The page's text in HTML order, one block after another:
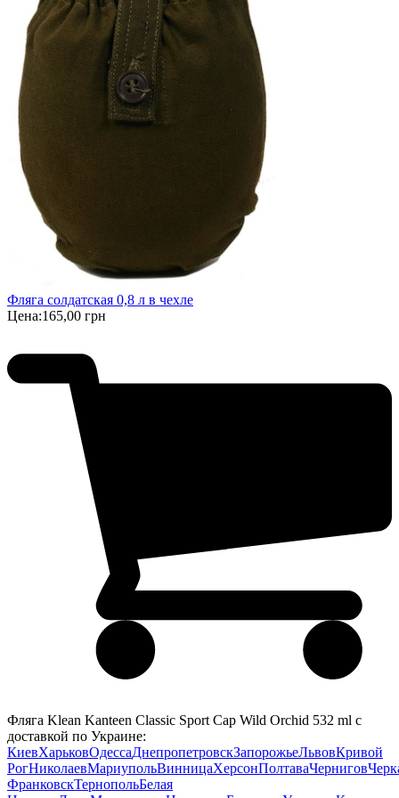
Фляга солдатская 0,8 л в чехле
Цена:165,00 грн
Фляга Klean Kanteen Classic Sport Cap Wild Orchid 532 ml с
доставкой по Украине:
КиевХарьковОдессаДнепропетровскЗапорожьеЛьвовКривой
РогНиколаевМариупольВинницаХерсонПолтаваЧернигов
ФранковскТернопольБелая